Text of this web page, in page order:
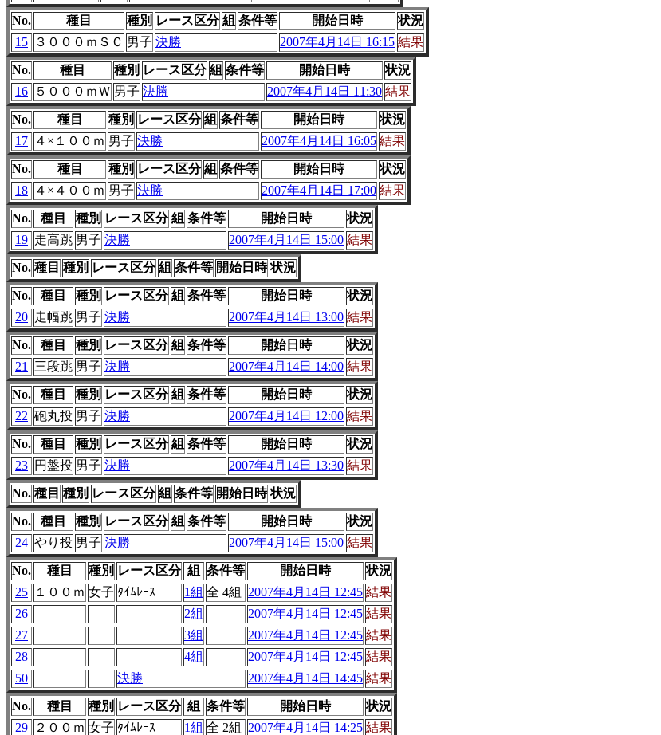
No. 種目 種別 レース区分 組 条件等 開始日時
状況
15
３０００ｍＳＣ 男子 決勝 2007年4月14日 16:15 結果
No. 種目 種別 レース区分 組 条件等 開始日時
状況
16
５０００ｍＷ 男子 決勝 2007年4月14日 11:30 結果
No. 種目 種別 レース区分 組 条件等 開始日時
状況
17
４×１００ｍ 男子 決勝 2007年4月14日 16:05 結果
No. 種目 種別 レース区分 組 条件等 開始日時
状況
18
４×４００ｍ 男子 決勝 2007年4月14日 17:00 結果
No. 種目 種別 レース区分 組 条件等 開始日時
状況
19 走高跳 男子 決勝 2007年4月14日 15:00 結果
No. 種目 種別 レース区分 組 条件等 開始日時 状況
No. 種目 種別 レース区分 組 条件等 開始日時
状況
20 走幅跳 男子 決勝 2007年4月14日 13:00 結果
No. 種目 種別 レース区分 組 条件等 開始日時
状況
21
三段跳 男子 決勝 2007年4月14日 14:00 結果
No. 種目 種別 レース区分 組 条件等 開始日時
状況
22 砲丸投 男子 決勝 2007年4月14日 12:00 結果
No. 種目 種別 レース区分 組 条件等 開始日時
状況
23 円盤投 男子 決勝 2007年4月14日 13:30 結果
No. 種目 種別 レース区分 組 条件等 開始日時 状況
No. 種目 種別 レース区分 組 条件等 開始日時
状況
24 やり投 男子 決勝 2007年4月14日 15:00 結果
No. 種目 種別 レース区分 組 条件等 開始日時
状況
25
１００ｍ 女子 ﾀｲﾑﾚｰｽ 1組 全 4組 2007年4月14日 12:45 結果
26
2組 2007年4月14日 12:45 結果
27
3組 2007年4月14日 12:45 結果
28
4組 2007年4月14日 12:45 結果
50
決勝 2007年4月14日 14:45 結果
No. 種目 種別 レース区分 組 条件等 開始日時
状況
29
２００ｍ 女子 ﾀｲﾑﾚｰｽ 1組 全 2組 2007年4月14日 14:25 結果